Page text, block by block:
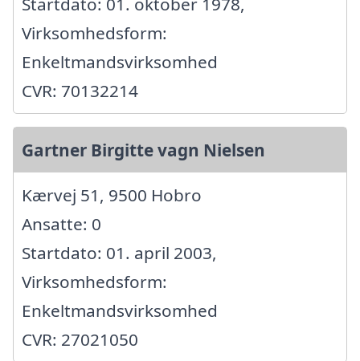
Virksomhedsform:
Enkeltmandsvirksomhed
CVR: 70132214
Gartner Birgitte vagn Nielsen
Kærvej 51, 9500 Hobro
Ansatte: 0
Startdato: 01. april 2003,
Virksomhedsform:
Enkeltmandsvirksomhed
CVR: 27021050